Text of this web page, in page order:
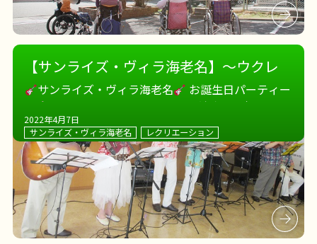
【サンライズ・ヴィラ海老名】～ウクレ
レでお誕生日祝い～
サンライズ・ヴィラ海老名
お誕生日パーティー
ボランティアさんのウクレレ演奏でお祝いです
♪ 南国気分でみなさまノリノリに楽しまれました♪
2022年4月7日
サンライズ・ヴィラ海老名 レクリエーション